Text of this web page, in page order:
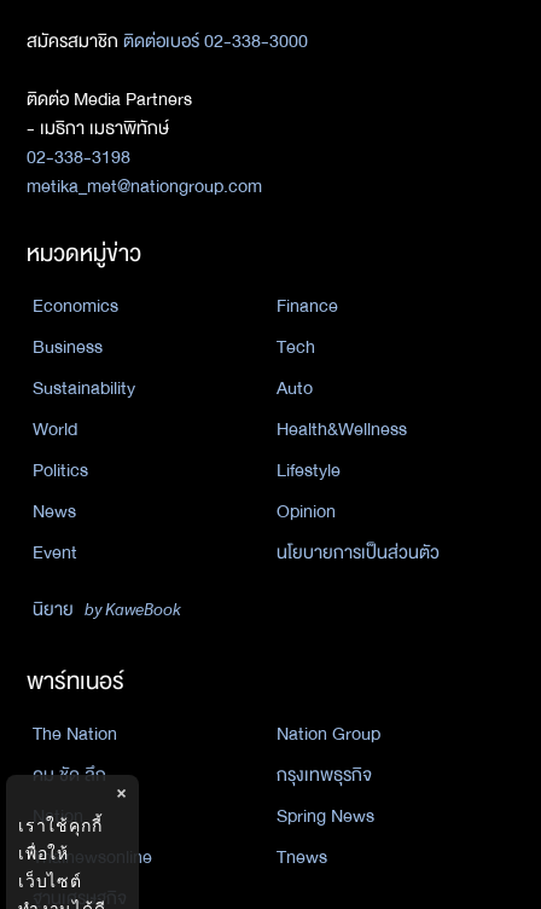
สมัครสมาชิกติดต่อเบอร์ 02-338-3000
ติดต่อ Media Partners
- เมธิกา เมธาพิทักษ์
02-338-3198
metika_met@nationgroup.com
หมวดหมู่ข่าว
Economics
Finance
Business
Tech
Sustainability
Auto
World
Health&Wellness
Politics
Lifestyle
News
Opinion
Event
นโยบายการเป็นส่วนตัว
นิยาย by KaweBook
พาร์ทเนอร์
The Nation
Nation Group
คม ชัด ลึก
กรุงเทพธุรกิจ
Nation
Spring News
Thainewsonline
Tnews
ฐานเศรษฐกิจ
×
เราใช้คุกกี้
เพื่อให้
เว็บไซต์